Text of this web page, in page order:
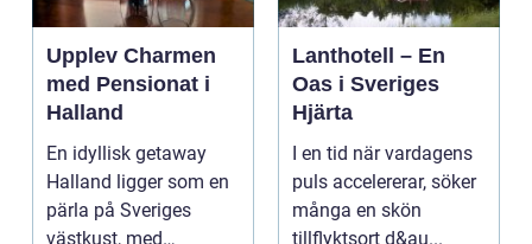
Upplev Charmen
med Pensionat i
Halland
En idyllisk getaway
Halland ligger som en
pärla på Sveriges
västkust, med
Lanthotell – En
Oas i Sveriges
Hjärta
I en tid när vardagens
puls accelererar, söker
många en skön
tillflyktsort d&au...